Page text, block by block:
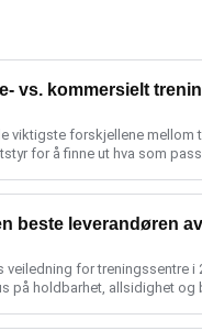
vs. kommersielt
viktigste forskjellene mellom
for å finne ut hva som
beste leverandøren
veiledning for treningssentre
på holdbarhet, allsidighet og